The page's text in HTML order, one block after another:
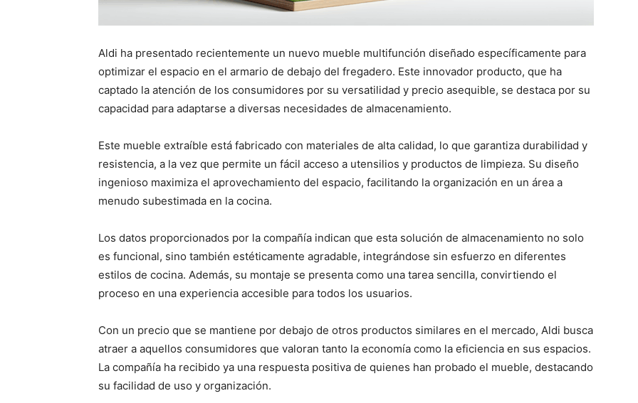
Aldi ha presentado recientemente un nuevo mueble multifunción diseñado específicamente para
optimizar el espacio en el armario de debajo del fregadero. Este innovador producto, que ha
captado la atención de los consumidores por su versatilidad y precio asequible, se destaca por su
capacidad para adaptarse a diversas necesidades de almacenamiento.
Este mueble extraíble está fabricado con materiales de alta calidad, lo que garantiza durabilidad y
resistencia, a la vez que permite un fácil acceso a utensilios y productos de limpieza. Su diseño
ingenioso maximiza el aprovechamiento del espacio, facilitando la organización en un área a
menudo subestimada en la cocina.
Los datos proporcionados por la compañía indican que esta solución de almacenamiento no solo
es funcional, sino también estéticamente agradable, integrándose sin esfuerzo en diferentes
estilos de cocina. Además, su montaje se presenta como una tarea sencilla, convirtiendo el
proceso en una experiencia accesible para todos los usuarios.
Con un precio que se mantiene por debajo de otros productos similares en el mercado, Aldi busca
atraer a aquellos consumidores que valoran tanto la economía como la eficiencia en sus espacios.
La compañía ha recibido ya una respuesta positiva de quienes han probado el mueble, destacando
su facilidad de uso y organización.